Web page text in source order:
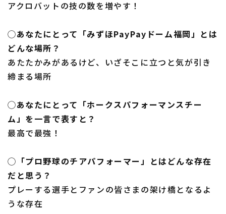
アクロバットの技の数を増やす！
◯あなたにとって「みずほPayPayドーム福岡」とは
どんな場所？
あたたかみがあるけど、いざそこに立つと気が引き
締まる場所
◯あなたにとって「ホークスパフォーマンスチー
ム」を一言で表すと？
最高で最強！
◯「プロ野球のチアパフォーマー」とはどんな存在
だと思う？
プレーする選手とファンの皆さまの架け橋となるよ
うな存在